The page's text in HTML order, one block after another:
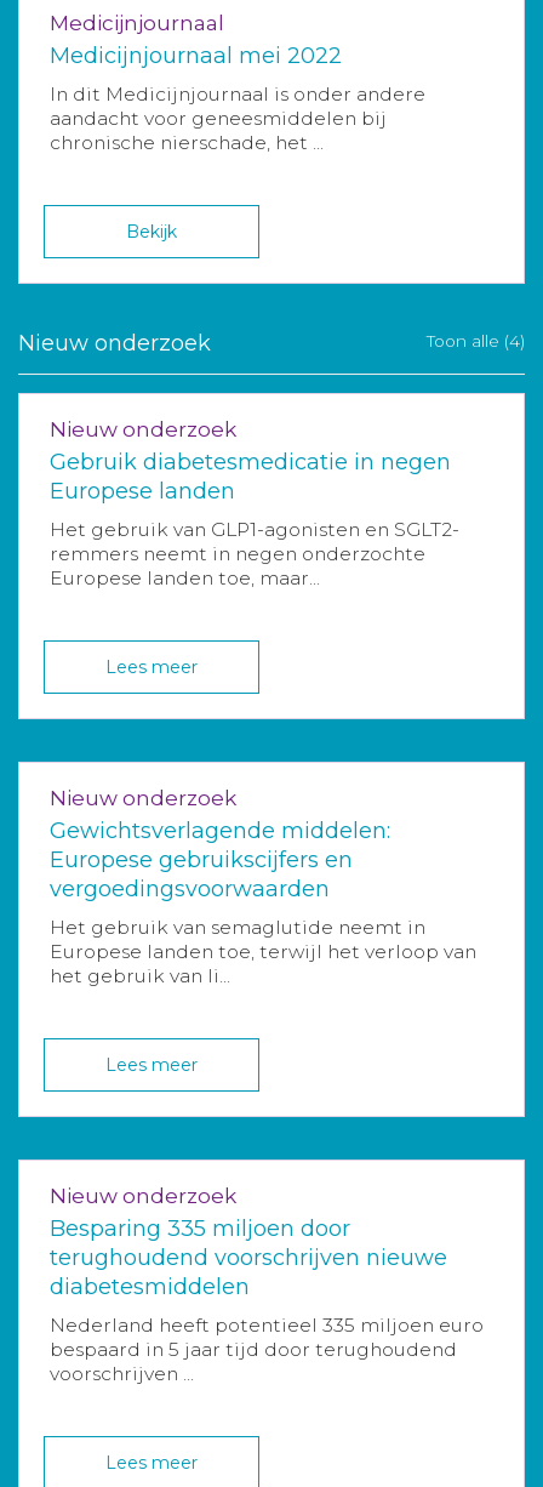
Medicijnjournaal
Medicijnjournaal mei 2022
In dit Medicijnjournaal is onder andere
aandacht voor geneesmiddelen bij
chronische nierschade, het ...
Bekijk
Nieuw onderzoek Toon alle (4)
Nieuw onderzoek
Gebruik diabetesmedicatie in negen
Europese landen
Het gebruik van GLP1-agonisten en SGLT2-
remmers neemt in negen onderzochte
Europese landen toe, maar...
Lees meer
Nieuw onderzoek
Gewichtsverlagende middelen:
Europese gebruikscijfers en
vergoedingsvoorwaarden
Het gebruik van semaglutide neemt in
Europese landen toe, terwijl het verloop van
het gebruik van li...
Lees meer
Nieuw onderzoek
Besparing 335 miljoen door
terughoudend voorschrijven nieuwe
diabetesmiddelen
Nederland heeft potentieel 335 miljoen euro
bespaard in 5 jaar tijd door terughoudend
voorschrijven ...
Lees meer